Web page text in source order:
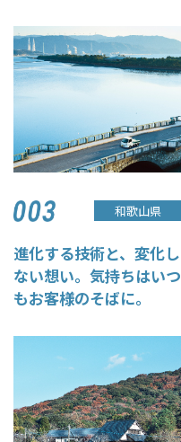
和歌山県
進化する技術と、変化し
ない想い。気持ちはいつ
もお客様のそばに。